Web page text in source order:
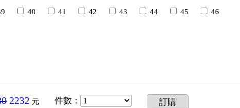
40 41 42 43 44 45 46
2232 元
件數 ： 訂購